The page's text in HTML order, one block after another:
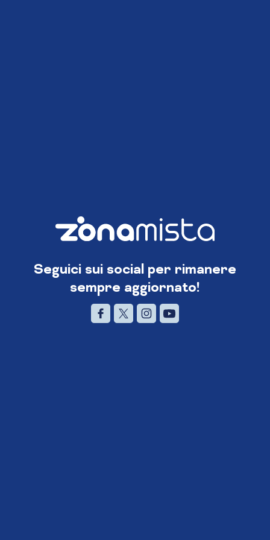
Seguici sui social per rimanere
sempre aggiornato!